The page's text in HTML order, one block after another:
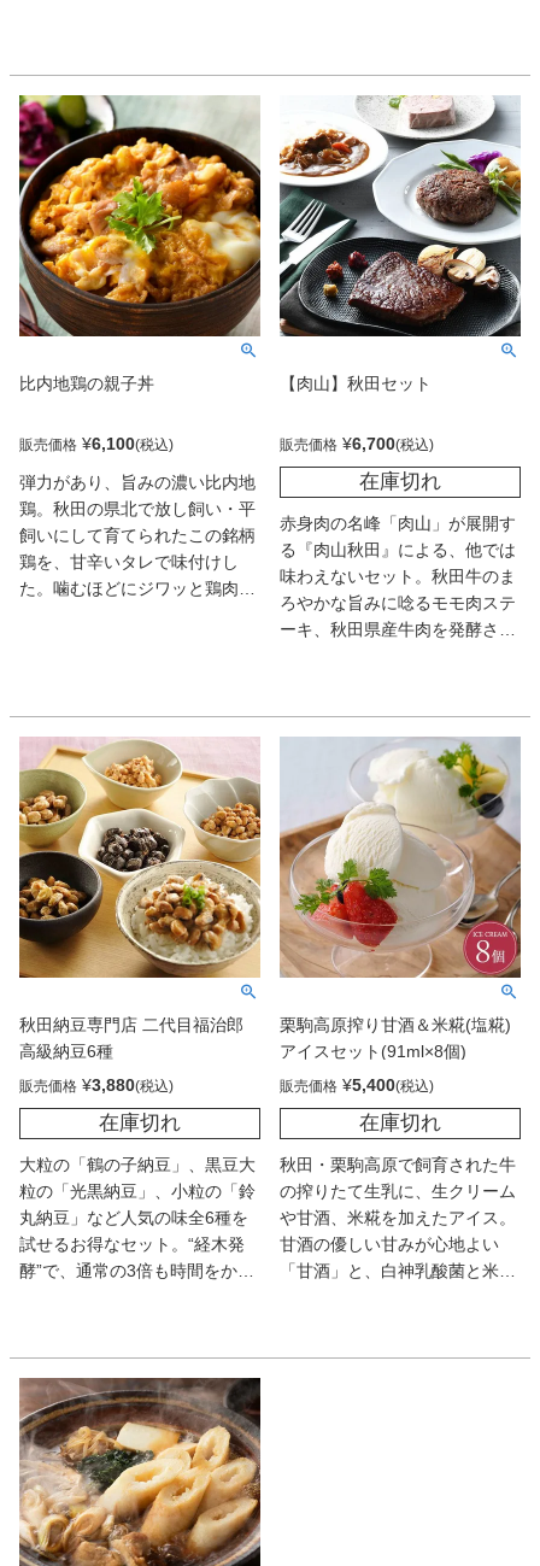
醇な味わいと新食感で魅了す
る。おもてなしにも向く酒肴
だ。
持つ「手綯いの技」受け継い
だ、今の職人が丹精込めて作る
稲庭うどんをぜひご家庭でお楽
しみください。
比内地鶏の親子丼
販売価格 ¥6,100
弾力があり、旨みの濃い比内地
鶏。秋田の県北で放し飼い・平
飼いにして育てられたこの銘柄
鶏を、甘辛いタレで味付けし
た。噛むほどにジワッと鶏肉の
【肉山】秋田セット
販売価格 ¥6,700
在庫切れ
赤身肉の名峰「肉山」が展開す
る『肉山秋田』による、他では
味わえないセット。秋田牛のま
ろやかな旨みに唸るモモ肉ステ
ーキ、秋田県産牛肉を発酵させ
オリティをぜひ。
秋田納豆専門店 二代目福治郎
高級納豆6種
販売価格 ¥3,880
在庫切れ
大粒の「鶴の子納豆」、黒豆大
粒の「光黒納豆」、小粒の「鈴
丸納豆」など人気の味全6種を
試せるお得なセット。“経木発
酵”で、通常の3倍も時間をかけ
栗駒高原搾り甘酒＆米糀(塩糀)
アイスセット(91ml×8個)
販売価格 ¥5,400
在庫切れ
秋田・栗駒高原で飼育された牛
の搾りたて生乳に、生クリーム
や甘酒、米糀を加えたアイス。
甘酒の優しい甘みが心地よい
「甘酒」と、白神乳酸菌と米糀